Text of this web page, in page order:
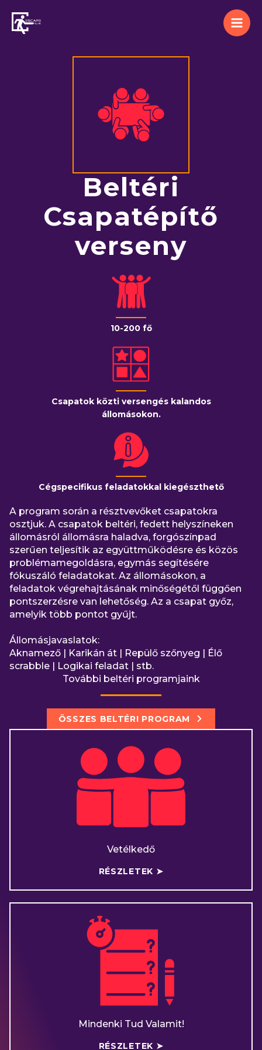
content
Beltéri
Csapatépítő
verseny
10-200 fő
Csapatok közti versengés kalandos
állomásokon.
Cégspecifikus feladatokkal kiegészthető
A program során a résztvevőket csapatokra
osztjuk. A csapatok beltéri, fedett helyszíneken
állomásról állomásra haladva, forgószínpad
szerűen teljesítik az együttműködésre és közös
problémamegoldásra, egymás segítésére
fókuszáló feladatokat. Az állomásokon, a
feladatok végrehajtásának minőségétől függően
pontszerzésre van lehetőség. Az a csapat győz,
amelyik több pontot gyűjt.
Állomásjavaslatok:
Aknamező | Karikán át | Repülő szőnyeg | Élő
scrabble | Logikai feladat | stb.
További beltéri programjaink
ÖSSZES BELTÉRI PROGRAM
Vetélkedő
RÉSZLETEK ➤
Mindenki Tud Valamit!
RÉSZLETEK ➤